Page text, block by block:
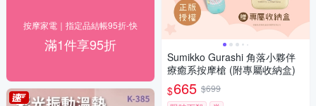
按摩家電｜指定品結帳95折-快
滿1件享95折
Sumikko Gurashi 角落小夥伴
療癒系按摩槍 (附專屬收納盒)
$665 $699